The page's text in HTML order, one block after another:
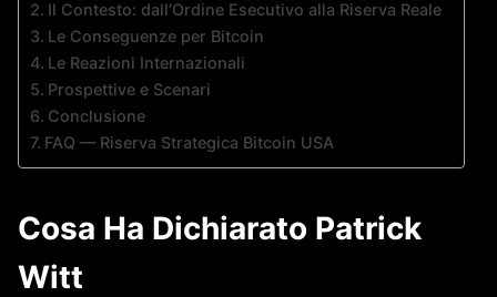
Il Contesto: dall’Ordine Esecutivo alla Riserva Reale
Le Conseguenze per Bitcoin
Le Reazioni Internazionali
Prospettive e Scenari
Conclusione
FAQ — Riserva Strategica Bitcoin USA
Cosa Ha Dichiarato Patrick
Witt